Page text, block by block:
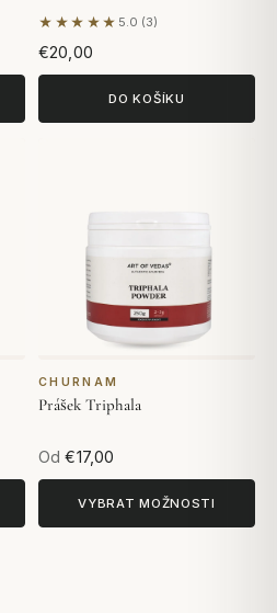
★★★★★ 5.0 (3)
Na základě 3 hodnocení
€20,00
DO KOŠÍKU
CHURNAM
Prášek Triphala
Od €17,00
VYBRAT MOŽNOSTI